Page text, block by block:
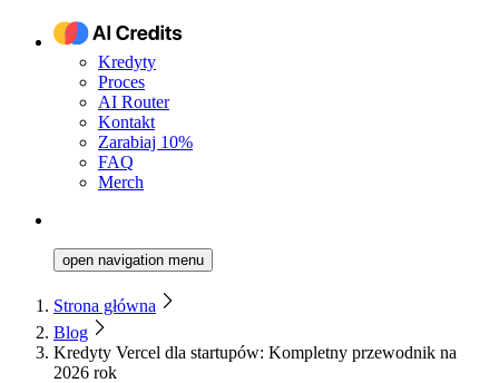
Kredyty
Proces
AI Router
Kontakt
Zarabiaj 10%
FAQ
Merch
open navigation menu
Strona główna
Blog
Kredyty Vercel dla startupów: Kompletny przewodnik na
2026 rok